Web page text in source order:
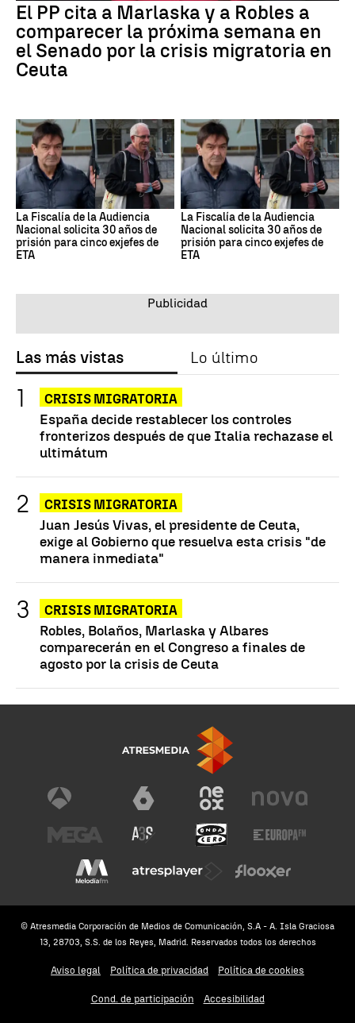
El PP cita a Marlaska y a Robles a
comparecer la próxima semana en
el Senado por la crisis migratoria en
Ceuta
La Fiscalía de la Audiencia
Nacional solicita 30 años de
prisión para cinco exjefes de
ETA
La Fiscalía de la Audiencia
Nacional solicita 30 años de
prisión para cinco exjefes de
ETA
Las más vistas Lo último
CRISIS MIGRATORIA
España decide restablecer los controles
fronterizos después de que Italia rechazase el
ultimátum
CRISIS MIGRATORIA
Juan Jesús Vivas, el presidente de Ceuta,
exige al Gobierno que resuelva esta crisis "de
manera inmediata"
CRISIS MIGRATORIA
Robles, Bolaños, Marlaska y Albares
comparecerán en el Congreso a finales de
agosto por la crisis de Ceuta
© Atresmedia Corporación de Medios de Comunicación, S.A - A. Isla Graciosa
13, 28703, S.S. de los Reyes, Madrid. Reservados todos los derechos
Aviso legal Política de privacidad Política de cookies
Cond. de participación Accesibilidad